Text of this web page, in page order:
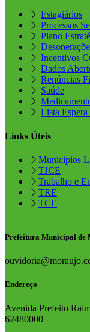
Estagiários
Processos
Plano
Incentivos
Dados
Renúncias
Saúde
Lista Espera
Links Úteis
Municípios
TJCE
Trabalho e
TRE
TCE
Prefeitura Municipal de
Endereço
Avenida Prefeito
62480000